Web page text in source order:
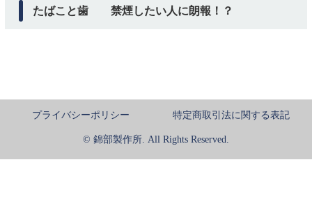
たばこと歯 禁煙したい人に朗報！？
プライバシーポリシー 特定商取引法に関する表記
© 錦部製作所. All Rights Reserved.